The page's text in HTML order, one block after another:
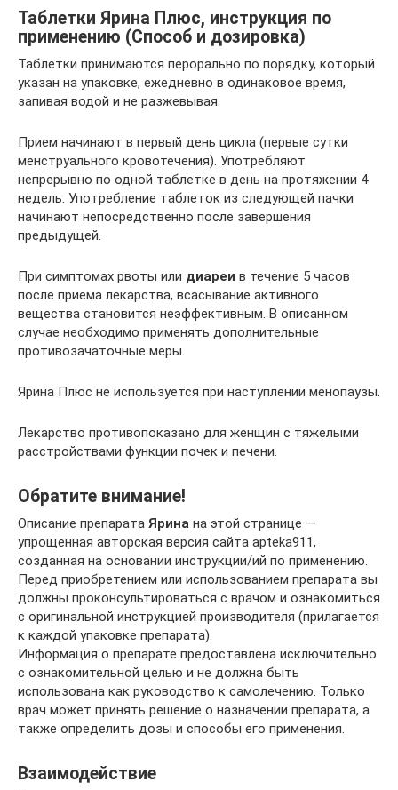
Таблетки Ярина Плюс, инструкция по
применению (Способ и дозировка)
Таблетки принимаются перорально по порядку, который
указан на упаковке, ежедневно в одинаковое время,
запивая водой и не разжевывая.
Прием начинают в первый день цикла (первые сутки
менструального кровотечения). Употребляют
непрерывно по одной таблетке в день на протяжении 4
недель. Употребление таблеток из следующей пачки
начинают непосредственно после завершения
предыдущей.
При симптомах рвоты или диареи в течение 5 часов
после приема лекарства, всасывание активного
вещества становится неэффективным. В описанном
случае необходимо применять дополнительные
противозачаточные меры.
Ярина Плюс не используется при наступлении менопаузы.
Лекарство противопоказано для женщин с тяжелыми
расстройствами функции почек и печени.
Обратите внимание!
Описание препарата Ярина на этой странице —
упрощенная авторская версия сайта apteka911,
созданная на основании инструкции/ий по применению.
Перед приобретением или использованием препарата вы
должны проконсультироваться с врачом и ознакомиться
с оригинальной инструкцией производителя (прилагается
к каждой упаковке препарата).
Информация о препарате предоставлена исключительно
с ознакомительной целью и не должна быть
использована как руководство к самолечению. Только
врач может принять решение о назначении препарата, а
также определить дозы и способы его применения.
Взаимодействие